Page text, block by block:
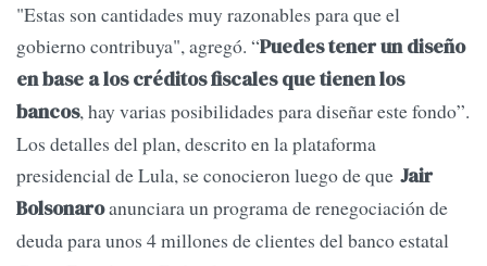
"Estas son cantidades muy razonables para que el
gobierno contribuya", agregó. “Puedes tener un diseño
en base a los créditos fiscales que tienen los
bancos, hay varias posibilidades para diseñar este fondo”.
Los detalles del plan, descrito en la plataforma
presidencial de Lula, se conocieron luego de que Jair
Bolsonaroanunciara un programa de renegociación de
deuda para unos 4 millones de clientes del banco estatal